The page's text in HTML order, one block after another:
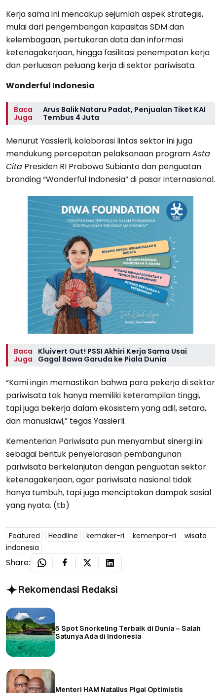
Kerja sama ini mencakup sejumlah aspek strategis,
mulai dari pengembangan kapasitas SDM dan
kelembagaan, pertukaran data dan informasi
ketenagakerjaan, hingga fasilitasi penempatan kerja
dan perluasan peluang kerja di sektor pariwisata.
Wonderful Indonesia
Baca
Juga
Arus Balik Nataru Padat, Penjualan Tiket KAI
Tembus 4 Juta
Menurut Yassierli, kolaborasi lintas sektor ini juga
mendukung percepatan pelaksanaan programAsta
Cita Presiden RI Prabowo Subianto dan penguatan
branding “Wonderful Indonesia” di pasar internasional.
Baca
Juga
Kluivert Out! PSSI Akhiri Kerja Sama Usai
Gagal Bawa Garuda ke Piala Dunia
“Kami ingin memastikan bahwa para pekerja di sektor
pariwisata tak hanya memiliki keterampilan tinggi,
tapi juga bekerja dalam ekosistem yang adil, setara,
dan manusiawi,” tegas Yassierli.
Kementerian Pariwisata pun menyambut sinergi ini
sebagai bentuk penyelarasan pembangunan
pariwisata berkelanjutan dengan penguatan sektor
ketenagakerjaan, agar pariwisata nasional tidak
hanya tumbuh, tapi juga menciptakan dampak sosial
yang nyata. (tb)
Featured Headline kemaker-ri kemenpar-ri
wisata
indonesia
Share:
Rekomendasi Redaksi
5 Spot Snorkeling Terbaik di Dunia – Salah
Satunya Ada di Indonesia
Menteri HAM Natalius Pigai Optimistis